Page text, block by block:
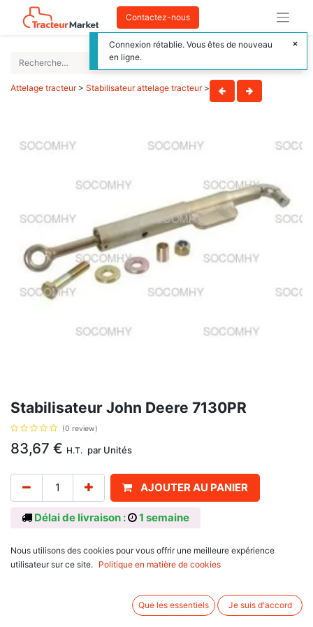
Contactez-nous
Attelage tracteur> Stabilisateur attelage tracteur>
Stabilisateur John Deere 7130PR
(0 review)
83,67 € H.T. par Unités
AJOUTER AU PANIER
Délai de livraison : 1 semaine
Référence d'origine: AL116760
Informations complémentaires:
John Deere : 5620 , 5720 , 5820 , 5080R , 5080RN , 5090R , 5090RN ,
5100R , 5100RN , 6100 , 6100SE , 6200 , 6200SE , 6300 , 6300SE , 6400
Nous utilisons des cookies pour vous offrir une meilleure expérience
utilisateur sur ce site.
Politique en matière de cookies
Que les essentiels Je suis d'accord
Connexion rétablie. Vous êtes de nouveau
en ligne.